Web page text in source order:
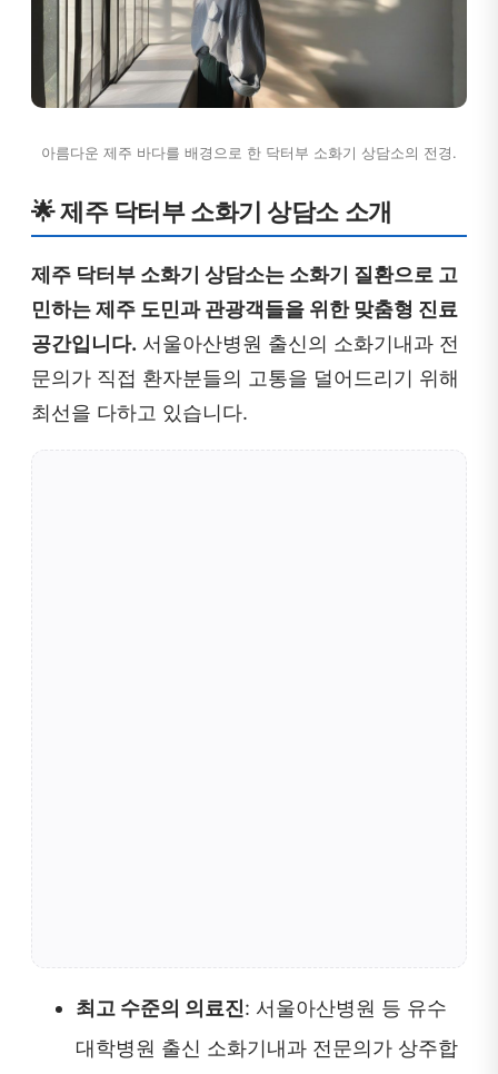
아름다운 제주 바다를 배경으로 한 닥터부 소화기 상담소의 전경.
🌟 제주 닥터부 소화기 상담소 소개
제주 닥터부 소화기 상담소는 소화기 질환으로 고
민하는 제주 도민과 관광객들을 위한 맞춤형 진료
공간입니다. 서울아산병원 출신의 소화기내과 전
문의가 직접 환자분들의 고통을 덜어드리기 위해
최선을 다하고 있습니다.
최고 수준의 의료진: 서울아산병원 등 유수
대학병원 출신 소화기내과 전문의가 상주합